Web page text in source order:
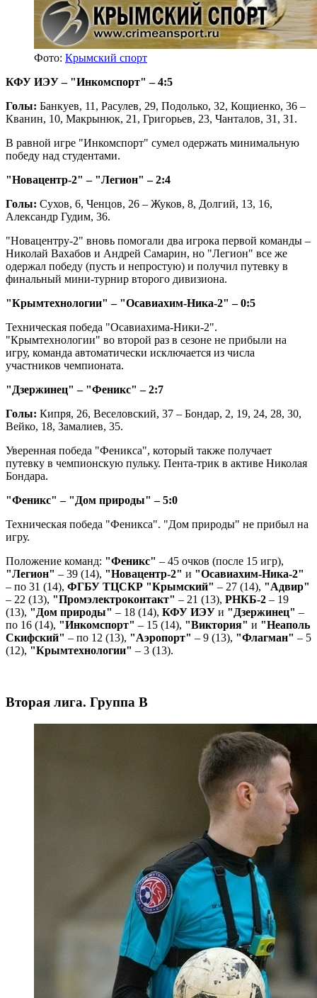
Фото: Крымский спорт
КФУ ИЭУ – "Инкомспорт" – 4:5
Голы: Банкуев, 11, Расулев, 29, Подолько, 32, Кощиенко, 36 –
Кванин, 10, Макрынюк, 21, Григорьев, 23, Чанталов, 31, 31.
В равной игре "Инкомспорт" сумел одержать минимальную
победу над студентами.
"Новацентр-2" – "Легион" – 2:4
Голы: Сухов, 6, Ченцов, 26 – Жуков, 8, Долгий, 13, 16,
Александр Гудим, 36.
"Новацентру-2" вновь помогали два игрока первой команды –
Николай Вахабов и Андрей Самарин, но "Легион" все же
одержал победу (пусть и непростую) и получил путевку в
финальный мини-турнир второго дивизиона.
"Крымтехнологии" – "Осавиахим-Ника-2" – 0:5
Техническая победа "Осавиахима-Ники-2".
"Крымтехнологии" во второй раз в сезоне не прибыли на
игру, команда автоматически исключается из числа
участников чемпионата.
"Дзержинец" – "Феникс" – 2:7
Голы: Кипря, 26, Веселовский, 37 – Бондар, 2, 19, 24, 28, 30,
Вейко, 18, Замалиев, 35.
Уверенная победа "Феникса", который также получает
путевку в чемпионскую пульку. Пента-трик в активе Николая
Бондара.
"Феникс" – "Дом природы" – 5:0
Техническая победа "Феникса". "Дом природы" не прибыл на
игру.
Положение команд: "Феникс" – 45 очков (после 15 игр),
"Легион" – 39 (14), "Новацентр-2" и "Осавиахим-Ника-2"
– по 31 (14), ФГБУ ТЦСКР "Крымский" – 27 (14), "Адвир"
– 22 (13), "Промэлектроконтакт" – 21 (13), РНКБ-2 – 19
(13), "Дом природы" – 18 (14), КФУ ИЭУ и "Дзержинец" –
по 16 (14), "Инкомспорт" – 15 (14), "Виктория" и "Неаполь
Скифский" – по 12 (13), "Аэропорт" – 9 (13), "Флагман" – 5
(12), "Крымтехнологии" – 3 (13).
Вторая лига. Группа В